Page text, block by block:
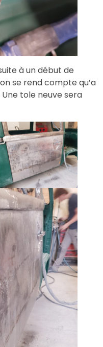
à un début de
se rend compte qu’a
tole neuve sera